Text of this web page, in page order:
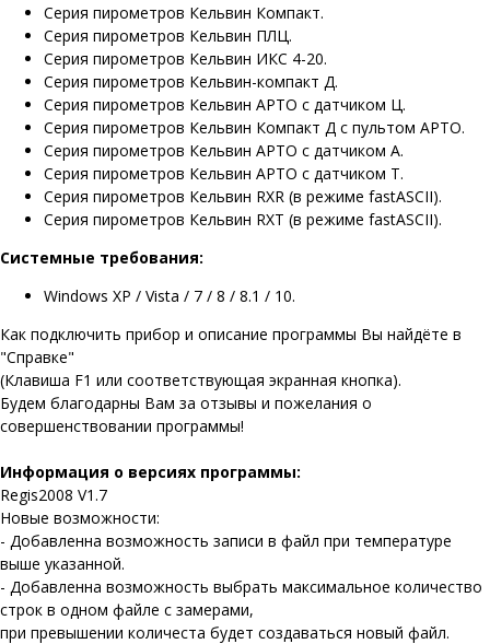
Серия пирометров Кельвин Компакт.
Серия пирометров Кельвин ПЛЦ.
Серия пирометров Кельвин ИКС 4-20.
Серия пирометров Кельвин-компакт Д.
Серия пирометров Кельвин АРТО с датчиком Ц.
Серия пирометров Кельвин Компакт Д с пультом АРТО.
Серия пирометров Кельвин АРТО с датчиком А.
Серия пирометров Кельвин АРТО с датчиком Т.
Серия пирометров Кельвин RXR (в режиме fastASCII).
Серия пирометров Кельвин RXT (в режиме fastASCII).
Системные требования:
Windows XP / Vista / 7 / 8 / 8.1 / 10.
Как подключить прибор и описание программы Вы найдёте в
"Справке"
(Клавиша F1 или соответствующая экранная кнопка).
Будем благодарны Вам за отзывы и пожелания о
совершенствовании программы!
Информация о версиях программы:
Regis2008 V1.7
Новые возможности:
- Добавленна возможность записи в файл при температуре
выше указанной.
- Добавленна возможность выбрать максимальное количество
строк в одном файле с замерами,
при превышении количеста будет создаваться новый файл.